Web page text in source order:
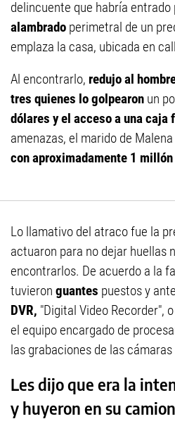
delincuente que habría entrado
alambrado perimetral de un
emplaza la casa, ubicada en
Al encontrarlo, redujo al
tres quienes lo golpearon un
dólares y el acceso a una caja
amenazas, el marido de Malena
con aproximadamente 1 millón
Lo llamativo del atraco fue la
actuaron para no dejar huellas
encontrarlos. De acuerdo a la
tuvieron guantes puestos y
DVR, "Digital Video Recorder",
el equipo encargado de
las grabaciones de las
Les dijo que era la
y huyeron en su